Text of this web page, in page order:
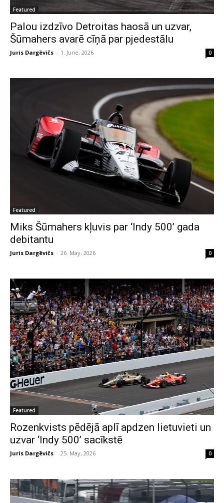
Featured
Palou izdzīvo Detroitas haosā un uzvar,
Šūmahers avarē cīņā par pjedestālu
Juris Dargēvičs - 1. June, 2026 0
Featured
Miks Šūmahers kļuvis par ‘Indy 500’ gada
debitantu
Juris Dargēvičs - 26. May, 2026 0
Featured
Rozenkvists pēdējā aplī apdzen lietuvieti un
uzvar ‘Indy 500’ sacīkstē
Juris Dargēvičs - 25. May, 2026 0